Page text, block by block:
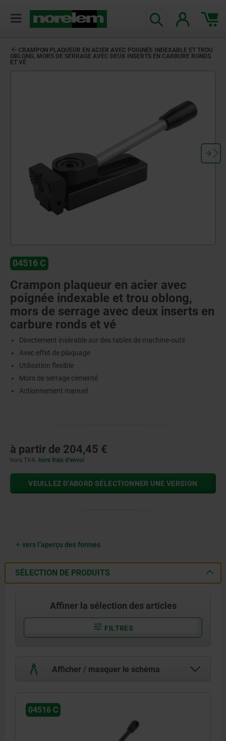
CRAMPON PLAQUEUR EN ACIER AVEC POIGNÉE INDEXABLE ET TROU
OBLONG, MORS DE SERRAGE AVEC DEUX INSERTS EN CARBURE RONDS
ET VÉ
04516 C
Crampon plaqueur en acier avec
poignée indexable et trou oblong,
mors de serrage avec deux inserts en
carbure ronds et vé
Directement insérable sur des tables de machine-outil
Avec effet de plaquage
Utilisation flexible
Mors de serrage cémenté
Actionnement manuel
à partir de 204,45 €
hors TVA hors frais d’envoi
VEUILLEZ D’ABORD SÉLECTIONNER UNE VERSION
vers l’aperçu des formes
SÉLECTION DE PRODUITS
Affiner la sélection des articles
FILTRES
Afficher / masquer le schéma
04516 C